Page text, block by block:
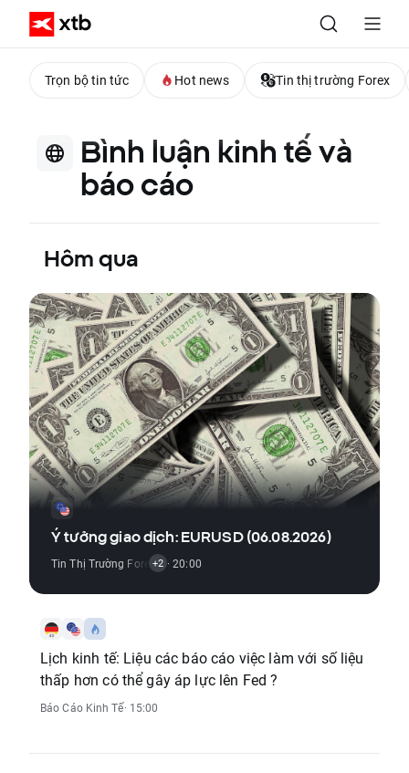
Trọn bộ tin tức Hot news Tin thị trường Forex
Bình luận kinh tế và
báo cáo
Hôm qua
Ý tưởng giao dịch: EURUSD (06.08.2026)
Tin Thị Trường Forex,Tin Thị Trường Hàng Hóa
+2 · 20:00
Lịch kinh tế: Liệu các báo cáo việc làm với số liệu
thấp hơn có thể gây áp lực lên Fed ?
Báo Cáo Kinh Tế· 15:00